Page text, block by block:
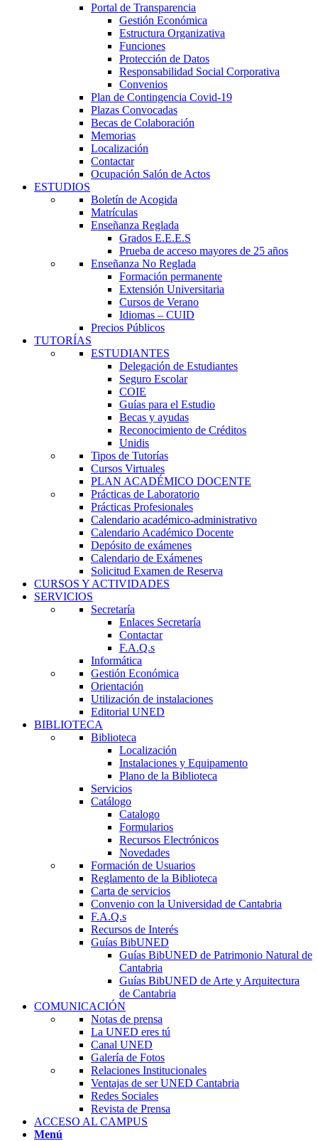
Portal de Transparencia
Gestión Económica
Estructura Organizativa
Funciones
Protección de Datos
Responsabilidad Social Corporativa
Convenios
Plan de Contingencia Covid-19
Plazas Convocadas
Becas de Colaboración
Memorias
Localización
Contactar
Ocupación Salón de Actos
ESTUDIOS
Boletín de Acogida
Matrículas
Enseñanza Reglada
Grados E.E.E.S
Prueba de acceso mayores de 25 años
Enseñanza No Reglada
Formación permanente
Extensión Universitaria
Cursos de Verano
Idiomas – CUID
Precios Públicos
TUTORÍAS
ESTUDIANTES
Delegación de Estudiantes
Seguro Escolar
COIE
Guías para el Estudio
Becas y ayudas
Reconocimiento de Créditos
Unidis
Tipos de Tutorías
Cursos Virtuales
PLAN ACADÉMICO DOCENTE
Prácticas de Laboratorio
Prácticas Profesionales
Calendario académico-administrativo
Calendario Académico Docente
Depósito de exámenes
Calendario de Exámenes
Solicitud Examen de Reserva
CURSOS Y ACTIVIDADES
SERVICIOS
Secretaría
Enlaces Secretaría
Contactar
F.A.Q.s
Informática
Gestión Económica
Orientación
Utilización de instalaciones
Editorial UNED
BIBLIOTECA
Biblioteca
Localización
Instalaciones y Equipamento
Plano de la Biblioteca
Servicios
Catálogo
Catalogo
Formularios
Recursos Electrónicos
Novedades
Formación de Usuarios
Reglamento de la Biblioteca
Carta de servicios
Convenio con la Universidad de Cantabria
F.A.Q.s
Recursos de Interés
Guías BibUNED
Guías BibUNED de Patrimonio Natural de
Cantabria
Guías BibUNED de Arte y Arquitectura
de Cantabria
COMUNICACIÓN
Notas de prensa
La UNED eres tú
Canal UNED
Galería de Fotos
Relaciones Institucionales
Ventajas de ser UNED Cantabria
Redes Sociales
Revista de Prensa
ACCESO AL CAMPUS
Menú